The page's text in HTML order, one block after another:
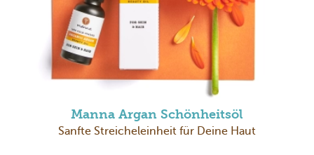
Manna Argan Schönheitsöl
Sanfte Streicheleinheit für Deine Haut